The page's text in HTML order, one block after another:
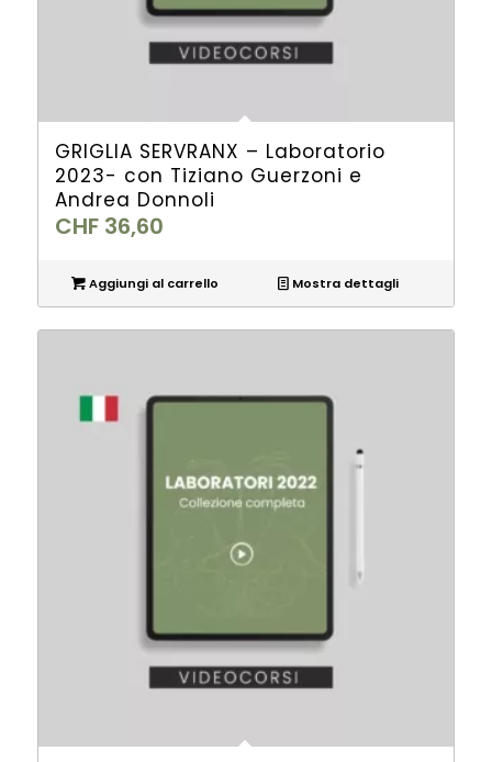
GRIGLIA SERVRANX – Laboratorio
2023- con Tiziano Guerzoni e
Andrea Donnoli
CHF36,60
Aggiungi al carrello Mostra dettagli